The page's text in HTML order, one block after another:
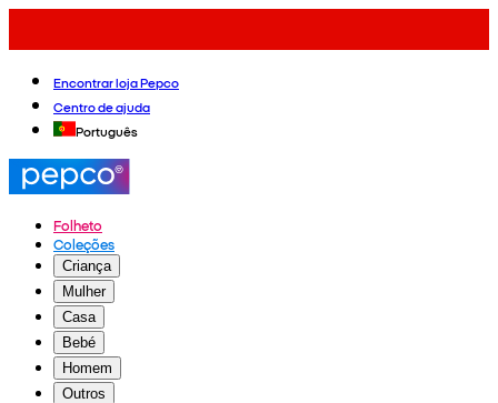
Encontrar loja Pepco
Centro de ajuda
Português
Folheto
Coleções
Criança
Mulher
Casa
Bebé
Homem
Outros